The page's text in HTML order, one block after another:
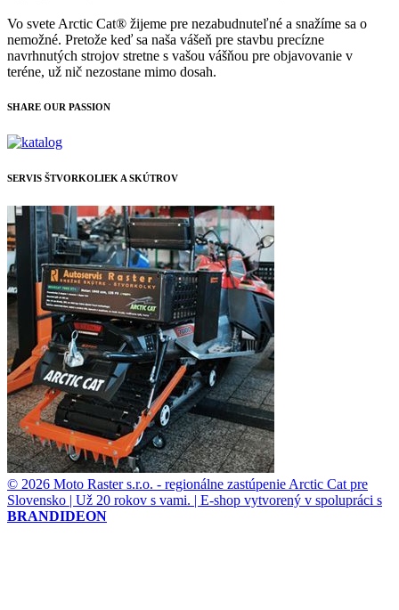
Vo svete Arctic Cat® žijeme pre nezabudnuteľné a snažíme sa o
nemožné. Pretože keď sa naša vášeň pre stavbu precízne
navrhnutých strojov stretne s vašou vášňou pre objavovanie v
teréne, už nič nezostane mimo dosah.
SHARE OUR PASSION
SERVIS ŠTVORKOLIEK A SKÚTROV
© 2026 Moto Raster s.r.o. - regionálne zastúpenie Arctic Cat pre
Slovensko | Už 20 rokov s vami. | E-shop vytvorený v spolupráci s
BRANDIDEON